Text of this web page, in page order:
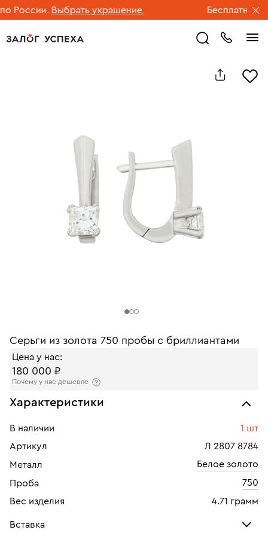
России. Выбрать украшение Бесплатная
Серьги из золота 750 пробы с бриллиантами
Цена у нас:
180 000 ₽
Почему у нас дешевле
Характеристики
В наличии
1 шт
Артикул
Л 2807 8784
Металл
Белое золото
Проба
750
Вес изделия
4.71 грамм
Вставка